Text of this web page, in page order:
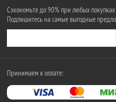
Сэкономьте до 90% при любых покупках
Подпишитесь на самые выгодные
Принимаем к оплате: